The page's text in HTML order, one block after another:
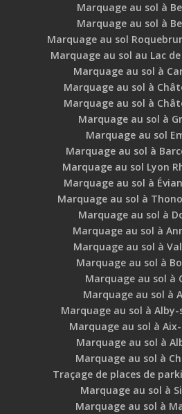
Marquage au sol à
Marquage au sol à
Marquage au sol
Marquage au sol au Lac
Marquage au sol à
Marquage au sol à
Marquage au sol à
Marquage au sol à
Marquage au sol
Marquage au sol à
Marquage au sol Lyon
Marquage au sol à
Marquage au sol à
Marquage au sol à
Marquage au sol à
Marquage au sol à
Marquage au sol à
Marquage au sol à
Marquage au sol à
Marquage au sol à Alby-
Marquage au sol à
Marquage au sol à
Marquage au sol à
Traçage de places de
Marquage au sol à
Marquage au sol à